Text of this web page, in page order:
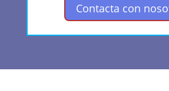
Contacta con